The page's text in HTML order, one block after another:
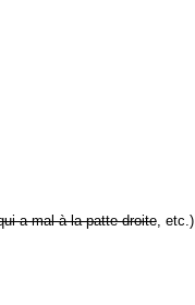
a mal à la patte droite, etc.)